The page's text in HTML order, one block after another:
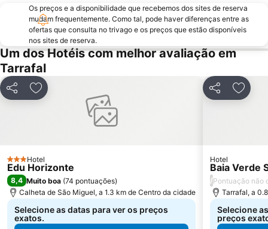
Os preços e a disponibilidade que recebemos dos sites de reserva
mudam frequentemente. Como tal, pode haver diferenças entre as
ofertas que consulta no trivago e os preços que estão disponíveis
nos sites de reserva.
Um dos Hotéis com melhor avaliação em
Tarrafal
PartilharAdicionar aos favoritos
3 Estrelas
Hotel
Edu Horizonte
8,4 Muito boa (74 pontuações)
Calheta de São Miguel, a 1.3 km de Centro da cidade
Selecione as datas para ver os preços
exatos.
Partilhar
Hotel
Baia Verde
/Pontuação não
Tarrafal, a
Selecione
preços